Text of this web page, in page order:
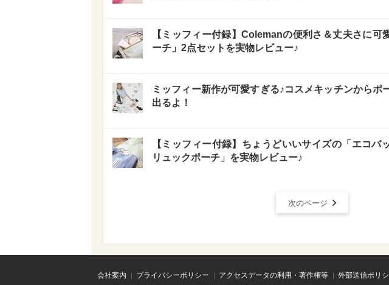
【ミッフィー付録】Colemanの便利さ＆丈夫さに可
ーチ」2点セットを実物レビュー♪
ミッフィー新作が可愛すぎる♪コスメキッチンからポ
出るよ！
【ミッフィー付録】ちょうどいいサイズの「エコバ
リュックポーチ」を実物レビュー♪
次のページ
会社案内 プライバシーポリシー アクセスデータの利用・著作権等 外部送信ポリ